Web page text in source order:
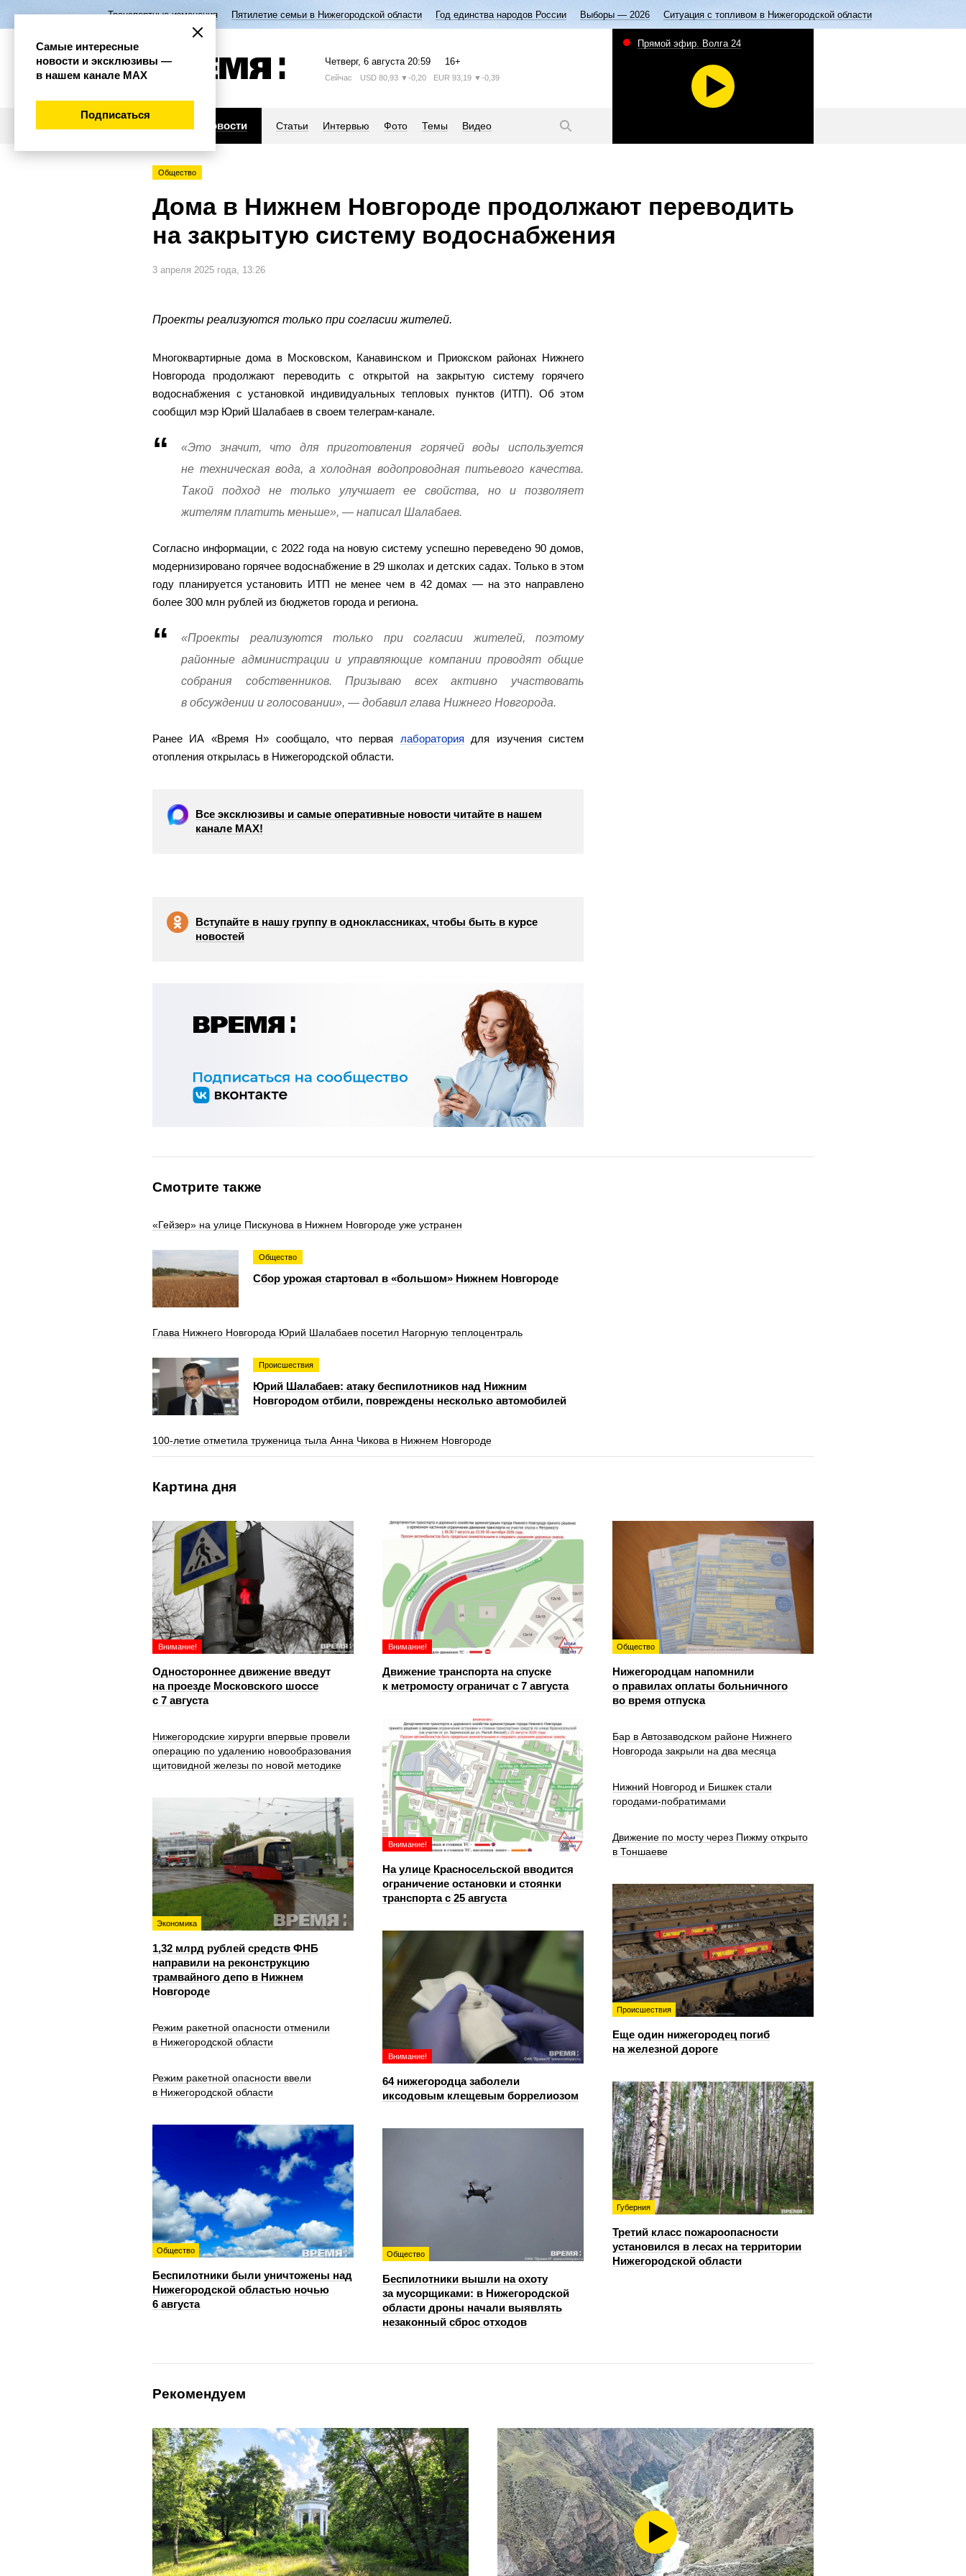
Транспортные изменения Пятилетие семьи в Нижегородской области Год единства народов России Выборы — 2026 Ситуация с топливом в Нижегородской области
Четверг, 6 августа 20:59 16+
Сейчас USD 80,93 ▼-0,20 EUR 93,19 ▼-0,39
Новости Статьи Интервью Фото Темы Видео
Прямой эфир. Волга 24
Общество
Дома в Нижнем Новгороде продолжают переводить
на закрытую систему водоснабжения
3 апреля 2025 года, 13:26
Проекты реализуются только при согласии жителей.
Многоквартирные дома в Московском, Канавинском и Приокском районах Нижнего
Новгорода продолжают переводить с открытой на закрытую систему горячего
водоснабжения с установкой индивидуальных тепловых пунктов (ИТП). Об этом
сообщил мэр Юрий Шалабаев в своем телеграм-канале.
«Это значит, что для приготовления горячей воды используется
не техническая вода, а холодная водопроводная питьевого качества.
Такой подход не только улучшает ее свойства, но и позволяет
жителям платить меньше», — написал Шалабаев.
Согласно информации, с 2022 года на новую систему успешно переведено 90 домов,
модернизировано горячее водоснабжение в 29 школах и детских садах. Только в этом
году планируется установить ИТП не менее чем в 42 домах — на это направлено
более 300 млн рублей из бюджетов города и региона.
«Проекты реализуются только при согласии жителей, поэтому
районные администрации и управляющие компании проводят общие
собрания собственников. Призываю всех активно участвовать
в обсуждении и голосовании», — добавил глава Нижнего Новгорода.
Ранее ИА «Время Н» сообщало, что первая лаборатория для изучения систем
отопления открылась в Нижегородской области.
Все эксклюзивы и самые оперативные новости читайте в нашем
канале МАХ!
Вступайте в нашу группу в одноклассниках, чтобы быть в курсе
новостей
Смотрите также
«Гейзер» на улице Пискунова в Нижнем Новгороде уже устранен
Общество
Сбор урожая стартовал в «большом» Нижнем Новгороде
Глава Нижнего Новгорода Юрий Шалабаев посетил Нагорную теплоцентраль
Происшествия
Юрий Шалабаев: атаку беспилотников над Нижним
Новгородом отбили, повреждены несколько автомобилей
100‑летие отметила труженица тыла Анна Чикова в Нижнем Новгороде
Картина дня
Внимание!
Одностороннее движение введут
на проезде Московского шоссе
с 7 августа
Внимание!
Движение транспорта на спуске
к метромосту ограничат с 7 августа
Общество
Нижегородцам напомнили
о правилах оплаты больничного
во время отпуска
Внимание!
На улице Красносельской вводится
ограничение остановки и стоянки
транспорта с 25 августа
Нижегородские хирурги впервые провели
операцию по удалению новообразования
щитовидной железы по новой методике
Бар в Автозаводском районе Нижнего
Новгорода закрыли на два месяца
Нижний Новгород и Бишкек стали
городами-побратимами
Экономика
1,32 млрд рублей средств ФНБ
направили на реконструкцию
трамвайного депо в Нижнем
Новгороде
Движение по мосту через Пижму открыто
в Тоншаеве
Происшествия
Еще один нижегородец погиб
на железной дороге
Внимание!
64 нижегородца заболели
иксодовым клещевым боррелиозом
Режим ракетной опасности отменили
в Нижегородской области
Режим ракетной опасности ввели
в Нижегородской области
Губерния
Третий класс пожароопасности
установился в лесах на территории
Нижегородской области
Общество
Беспилотники были уничтожены над
Нижегородской областью ночью
6 августа
Общество
Беспилотники вышли на охоту
за мусорщиками: в Нижегородской
области дроны начали выявлять
незаконный сброс отходов
Рекомендуем
Самые интересные
новости и эксклюзивы —
в нашем канале МАХ
Подписаться